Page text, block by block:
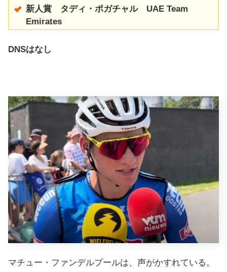
新人賞 タディ・ポガチャル UAE Team
Emirates
DNSはなし
マチュー・ファンデルプールは、声がかすれている。